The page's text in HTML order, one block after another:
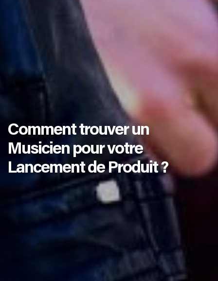
Comment trouver un
Musicien pour votre
Lancement de Produit ?